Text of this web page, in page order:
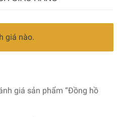
giá nào.
giá sản phẩm “Đồng hồ